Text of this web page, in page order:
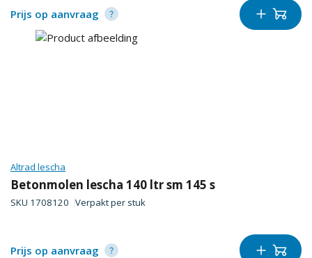
Prijs op aanvraag
Altrad lescha
Betonmolen lescha 140 ltr sm 145 s
SKU 1708120 Verpakt per stuk
Prijs op aanvraag